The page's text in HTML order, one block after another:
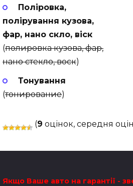
Поліровка,
полірування кузова,
фар, нано скло, віск
(полировка кузова, фар,
нано стекло, воск)
Тонування
(тонирование)
(9 оцінок, середня
Якщо Ваше авто на гарантії -